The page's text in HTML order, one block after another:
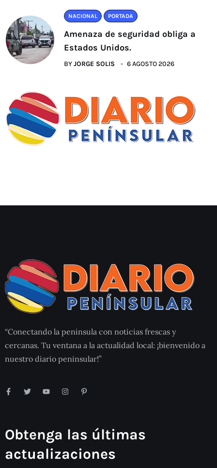
NACIONAL PORTADA
Amenaza de seguridad obliga a
Estados Unidos.
BYJORGE SOLIS 6 AGOSTO 2026
“Conectando la peninsula con noticias frescas y
cercanas. Tu ventana a la actualidad local: ¡bienvenido a
nuestro diario peninsular!”
Obtenga las últimas
actualizaciones